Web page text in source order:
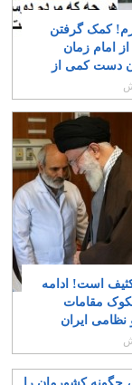
کمک گرفتن
امام زمان
دست کمی از
ندارد.
است! ادامه
مقامات
ایران